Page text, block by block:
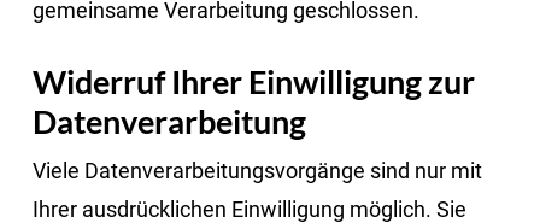
gemeinsame Verarbeitung geschlossen.
Widerruf Ihrer Einwilligung zur
Datenverarbeitung
Viele Datenverarbeitungsvorgänge sind nur mit
Ihrer ausdrücklichen Einwilligung möglich. Sie